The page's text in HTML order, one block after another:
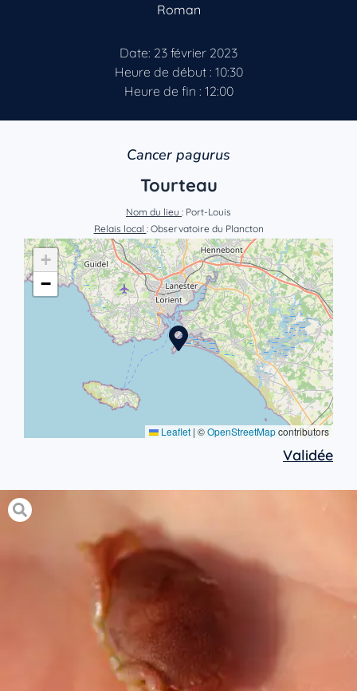
Roman
Date: 23 février 2023
Heure de début : 10:30
Heure de fin : 12:00
Cancer pagurus
Tourteau
Nom du lieu : Port-Louis
Relais local : Observatoire du Plancton
+
−
Leaflet | ©OpenStreetMapcontributors
Validée